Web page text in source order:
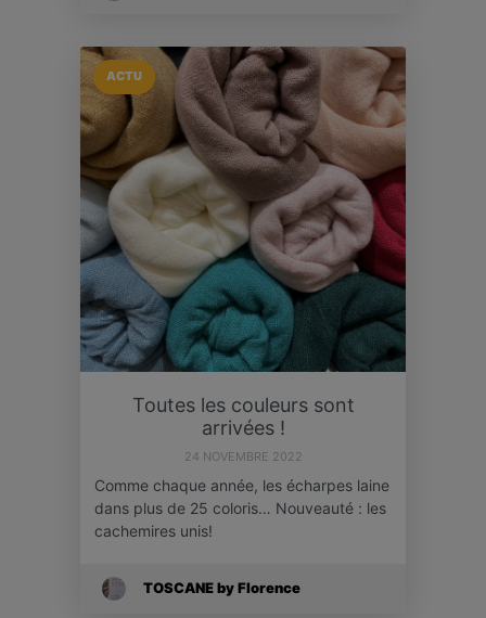
ACTU
Toutes les couleurs sont
arrivées !
24 NOVEMBRE 2022
Comme chaque année, les écharpes laine
dans plus de 25 coloris… Nouveauté : les
cachemires unis!
TOSCANE by Florence